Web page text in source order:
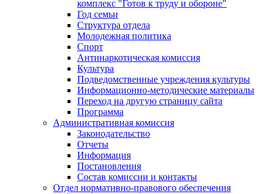
комплекс "Готов к труду и обороне"
Год семьи
Структура отдела
Молодежная политика
Спорт
Антинаркотическая комиссия
Культура
Подведомственные учреждения культуры
Информационно-методические материалы
Переход на другую страницу сайта
Программа
Административная комиссия
Законодательство
Отчеты
Информация
Постановления
Состав комиссии и контакты
Отдел нормативно-правового обеспечения